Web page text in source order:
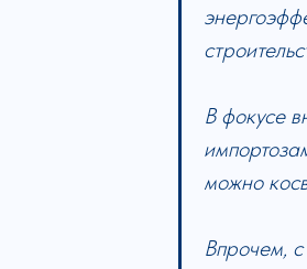
В фокусе
можно
Впрочем,